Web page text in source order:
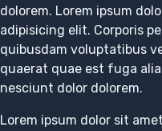
dolorem. Lorem ipsum
adipisicing elit. Corporis
quibusdam voluptatibus
quaerat quae est fuga
nesciunt dolor dolorem.
Lorem ipsum dolor sit